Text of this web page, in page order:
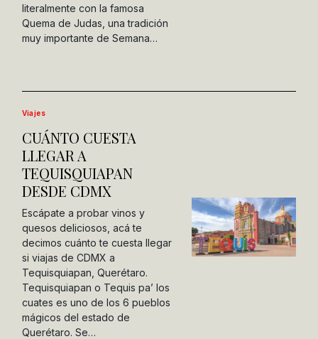
literalmente con la famosa
Quema de Judas, una tradición
muy importante de Semana…
Viajes
CUÁNTO CUESTA
LLEGAR A
TEQUISQUIAPAN
DESDE CDMX
Escápate a probar vinos y
quesos deliciosos, acá te
decimos cuánto te cuesta llegar
si viajas de CDMX a
Tequisquiapan, Querétaro.
Tequisquiapan o Tequis pa’ los
cuates es uno de los 6 pueblos
mágicos del estado de
Querétaro. Se…